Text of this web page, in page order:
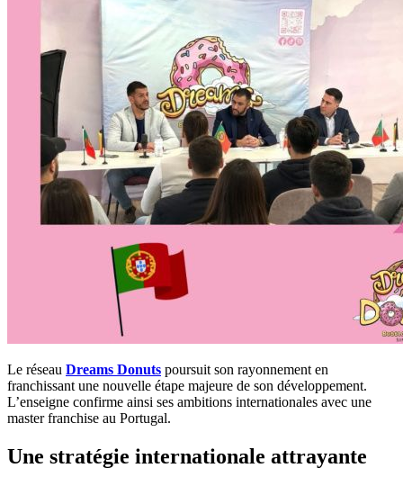
Le réseau Dreams Donuts poursuit son rayonnement en
franchissant une nouvelle étape majeure de son développement.
L’enseigne confirme ainsi ses ambitions internationales avec une
master franchise au Portugal.
Une stratégie internationale attrayante